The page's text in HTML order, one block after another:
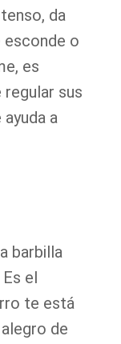
da
esconde o
es
sus
a
barbilla
el
te está
de